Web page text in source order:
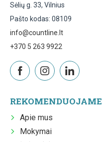
Sėlių g. 33, Vilnius
Pašto kodas: 08109
info@countline.lt
+370 5 263 9922
REKOMENDUOJAME
Apie mus
Mokymai